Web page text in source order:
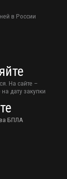
в России
На сайте –
дату закупки
БПЛА